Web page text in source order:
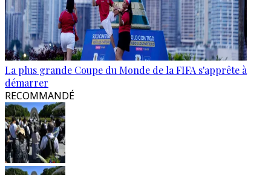
La plus grande Coupe du Monde de la FIFA s'apprête à
démarrer
RECOMMANDÉ